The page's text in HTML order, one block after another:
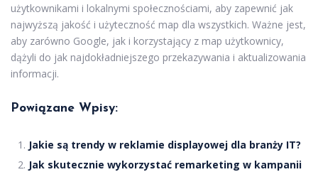
użytkownikami i lokalnymi społecznościami, aby zapewnić jak
najwyższą jakość i użyteczność map dla wszystkich. Ważne jest,
aby zarówno Google, jak i korzystający z map użytkownicy,
dążyli do jak najdokładniejszego przekazywania i aktualizowania
informacji.
Powiązane Wpisy:
Jakie są trendy w reklamie displayowej dla branży IT?
Jak skutecznie wykorzystać remarketing w kampanii